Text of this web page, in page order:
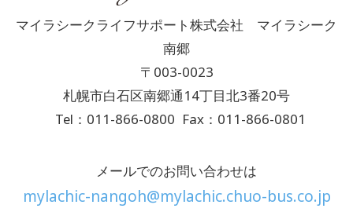
マイラシークライフサポート株式会社 マイラシーク
南郷
〒003-0023
札幌市白石区南郷通14丁目北3番20号
Tel：011-866-0800 Fax：011-866-0801
メールでのお問い合わせは
mylachic-nangoh@mylachic.chuo-bus.co.jp